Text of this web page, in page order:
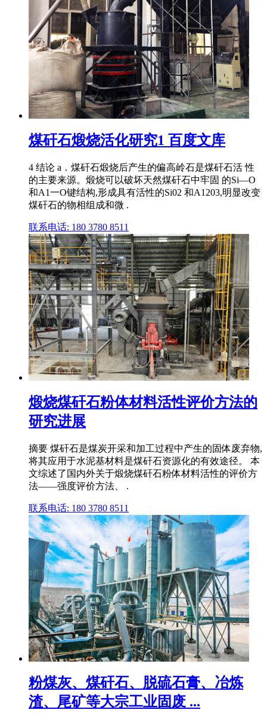
煤矸石煅烧活化研究1 百度文库
4 结论 a．煤矸石煅烧后产生的偏高岭石是煤矸石活 性
的主要来源。煅烧可以破坏天然煤矸石中牢固 的Si—O
和A1一O键结构,形成具有活性的Si02 和A1203,明显改变
煤矸石的物相组成和微 .
联系电话: 180 3780 8511
煅烧煤矸石粉体材料活性评价方法的
研究进展
摘要 煤矸石是煤炭开采和加工过程中产生的固体废弃物,
将其应用于水泥基材料是煤矸石资源化的有效途径。 本
文综述了国内外关于煅烧煤矸石粉体材料活性的评价方
法——强度评价方法、 .
联系电话: 180 3780 8511
粉煤灰、煤矸石、脱硫石膏、冶炼
渣、尾矿等大宗工业固废 ...